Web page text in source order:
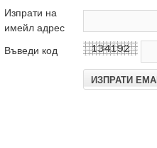
Изпрати на
имейл адрес
Въведи код